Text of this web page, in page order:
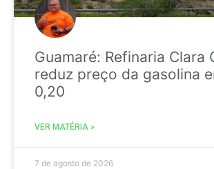
Guamaré: Refinaria Clara
reduz preço da gasolina
0,20
VER MATÉRIA »
7 de agosto de 2026